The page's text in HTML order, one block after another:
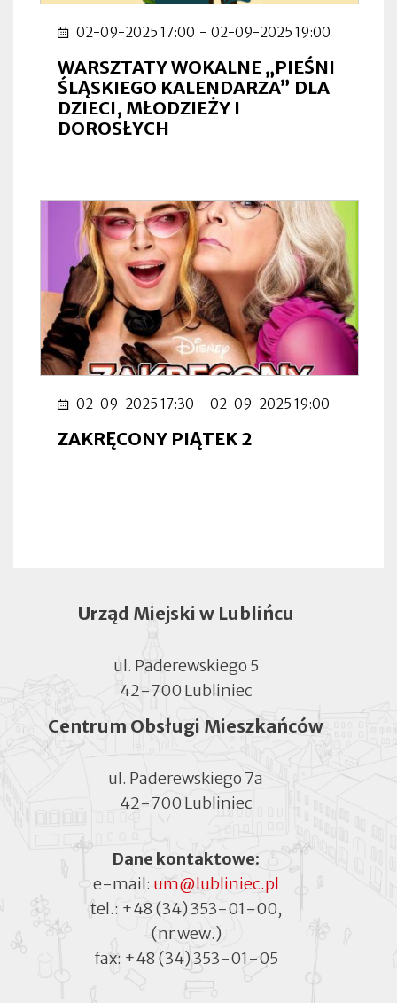
02-09-2025 17:00 - 02-09-2025 19:00
WARSZTATY WOKALNE „PIEŚNI
ŚLĄSKIEGO KALENDARZA” DLA
DZIECI, MŁODZIEŻY I
DOROSŁYCH
02-09-2025 17:30 - 02-09-2025 19:00
ZAKRĘCONY PIĄTEK 2
Urząd Miejski w Lublińcu
ul. Paderewskiego 5
42-700 Lubliniec
Centrum Obsługi Mieszkańców
ul. Paderewskiego 7a
42-700 Lubliniec
Dane kontaktowe:
e-mail: um@lubliniec.pl
tel.: +48 (34) 353-01-00,
(nr wew.)
fax: +48 (34) 353-01-05